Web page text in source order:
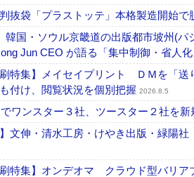
抜袋「プラストッテ」本格製造開始
韓国・ソウル京畿道の出版都市坡州(
Jun CEO が語る「集中制御・省人化
刷特集】メイセイプリント ＤＭを「
付け、閲覧状況を個別把握 2026.8.5
ワンスター３社、ツースター２社を
】文伸・清水工房・けやき出版・緑
刷特集】オンデオマ クラウド型バリ